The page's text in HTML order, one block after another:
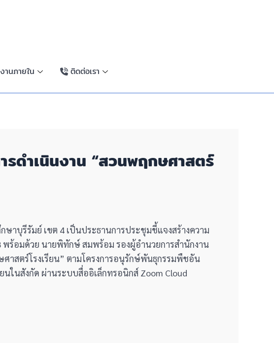
านภายใน ติดต่อเรา
รดำเนินงาน “สวนพฤกษศาสตร์
าบุรีรัมย์ เขต 4 เป็นประธานการประชุมชี้แจงสร้างความ
พร้อมด้วย นายพิทักษ์ สมพร้อม รองผู้อำนวยการสำนักงาน
าสตร์โรงเรียน” ตามโครงการอนุรักษ์พันธุกรรมพืชอัน
นในสังกัด ผ่านระบบสื่ออิเล็กทรอนิกส์ Zoom Cloud